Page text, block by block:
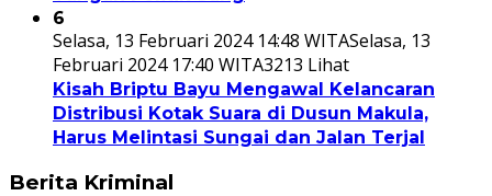
6
Selasa, 13 Februari 2024 14:48 WITASelasa, 13
Februari 2024 17:40 WITA3213 Lihat
Kisah Briptu Bayu Mengawal Kelancaran
Distribusi Kotak Suara di Dusun Makula,
Harus Melintasi Sungai dan Jalan Terjal
Berita Kriminal